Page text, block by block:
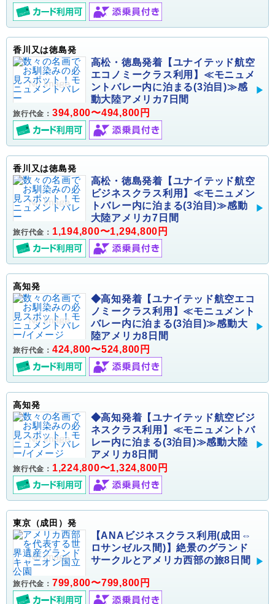
香川又は徳島発
高松・徳島発着【ユナイテッド航空
エコノミークラス利用】≪モニュメ
ントバレー内に泊まる(3泊目)≫感
動大陸アメリカ7日間
旅行代金： 394,800〜494,800円
香川又は徳島発
高松・徳島発着【ユナイテッド航空
ビジネスクラス利用】≪モニュメン
トバレー内に泊まる(3泊目)≫感動
大陸アメリカ7日間
旅行代金： 1,194,800〜1,294,800円
高知発
◆高知発着【ユナイテッド航空エコ
ノミークラス利用】≪モニュメント
バレー内に泊まる(3泊目)≫感動大
陸アメリカ8日間
旅行代金： 424,800〜524,800円
高知発
◆高知発着【ユナイテッド航空ビジ
ネスクラス利用】≪モニュメントバ
レー内に泊まる(3泊目)≫感動大陸
アメリカ8日間
旅行代金： 1,224,800〜1,324,800円
東京（成田）発
【ANAビジネスクラス利用(成田⇔
ロサンゼルス間)】絶景のグランド
サークルとアメリカ西部の旅8日間
旅行代金： 799,800〜799,800円